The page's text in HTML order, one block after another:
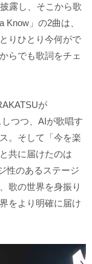
露し、そこから歌
Know」の2曲は、
りひとり今何がで
らでも歌詞をチェ
が
つつ、AIが歌唱す
。そして「今を楽
共に届けたのは
性のあるステージ
歌の世界を身振り
をより明確に届け